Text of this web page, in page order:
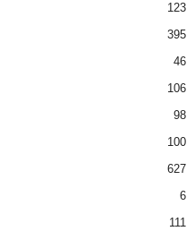
123
395
46
106
98
100
627
6
111